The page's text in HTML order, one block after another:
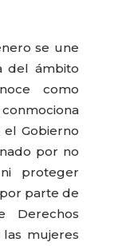
se une
del ámbito
como
Gobierno
por no
proteger
parte de
Derechos
las mujeres